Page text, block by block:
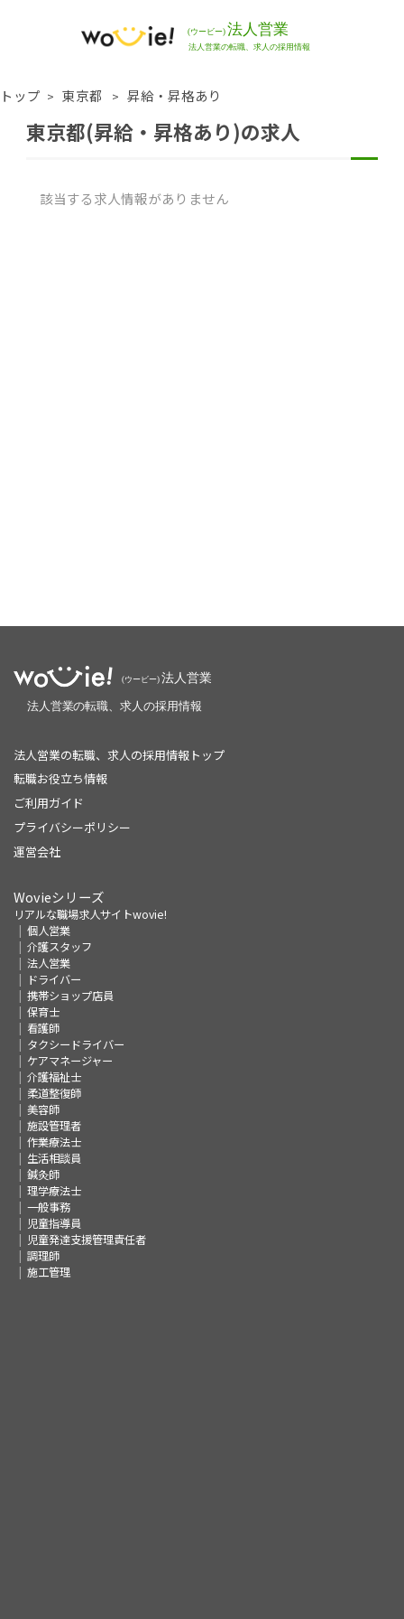
トップ 東京都 昇給・昇格あり
東京都(昇給・昇格あり)の求人
該当する求人情報がありません
法人営業の転職、求人の採用情報トップ
転職お役立ち情報
ご利用ガイド
プライバシーポリシー
運営会社
Wovieシリーズ
リアルな職場求人サイトwovie!
個人営業
介護スタッフ
法人営業
ドライバー
携帯ショップ店員
保育士
看護師
タクシードライバー
ケアマネージャー
介護福祉士
柔道整復師
美容師
施設管理者
作業療法士
生活相談員
鍼灸師
理学療法士
一般事務
児童指導員
児童発達支援管理責任者
調理師
施工管理